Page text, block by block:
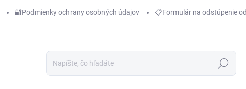
🔐Podmienky ochrany osobných údajov 📋Formulár na odstúpenie od
Hľadať